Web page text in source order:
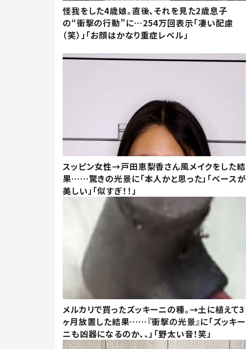
怪我をした4歳娘。直後、それを見た2歳息子
の“衝撃の行動”に…254万回表示「凄い配慮
（笑）」「お顔はかなり重症レベル」
スッピン女性→戸田恵梨香さん風メイクをした結
果……驚きの光景に「本人かと思った」「ベースが
美しい」「似すぎ！！」
メルカリで買ったズッキーニの種。→土に植えて3
ヶ月放置した結果……『衝撃の光景』に「ズッキー
ニも凶器になるのか、、」「野太い音！笑」